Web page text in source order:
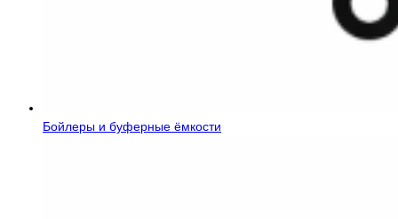
Бойлеры и буферные ёмкости